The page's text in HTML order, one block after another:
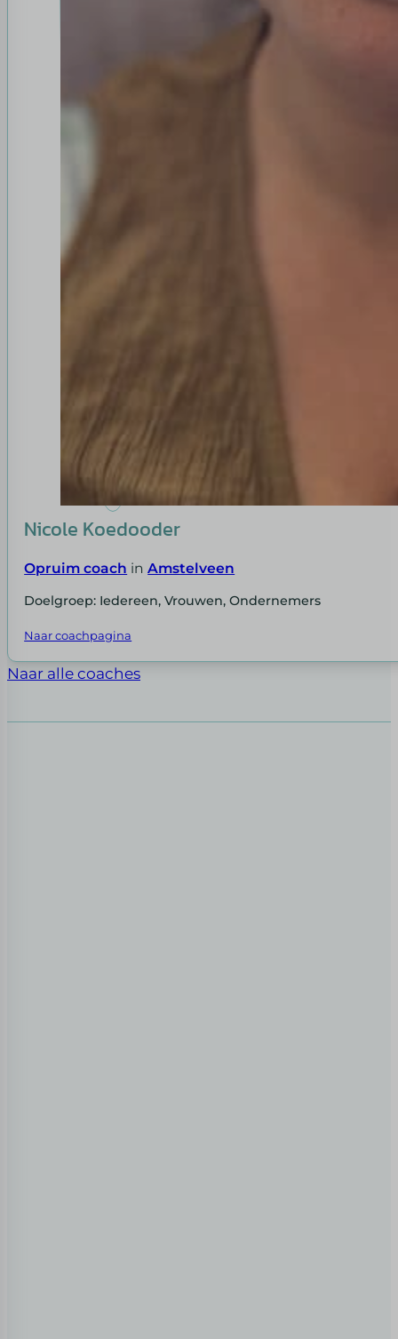
Nicole Koedooder
Opruim coach inAmstelveen
Doelgroep: Iedereen, Vrouwen, Ondernemers
Naar coachpagina
Naar alle coaches